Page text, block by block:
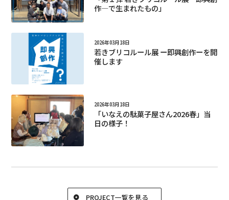
作―で生まれたもの」
2026年03月18日
若きブリコルール展 ー即興創作ーを開
催します
2026年03月18日
「いなえの駄菓子屋さん2026春」当
日の様子！
PROJECT一覧を見る